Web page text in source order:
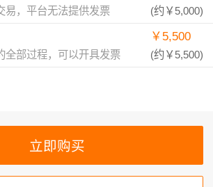
易，平台无法提供发票 (约￥5,000)
全部过程，可以开具发票
￥5,500
(约￥5,500)